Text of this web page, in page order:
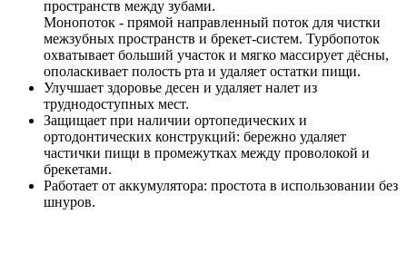
пространств между зубами.
Монопоток - прямой направленный поток для чистки
межзубных пространств и брекет-систем. Турбопоток
охватывает больший участок и мягко массирует дёсны,
ополаскивает полость рта и удаляет остатки пищи.
Улучшает здоровье десен и удаляет налет из
труднодоступных мест.
Защищает при наличии ортопедических и
ортодонтических конструкций: бережно удаляет
частички пищи в промежутках между проволокой и
брекетами.
Работает от аккумулятора: простота в использовании без
шнуров.